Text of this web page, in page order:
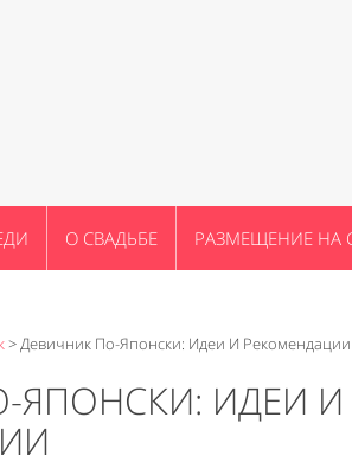
О СВАДЬБЕ РАЗМЕЩЕНИЕ НА
>Девичник По-Японски: Идеи И Рекомендации
ЯПОНСКИ: ИДЕИ И